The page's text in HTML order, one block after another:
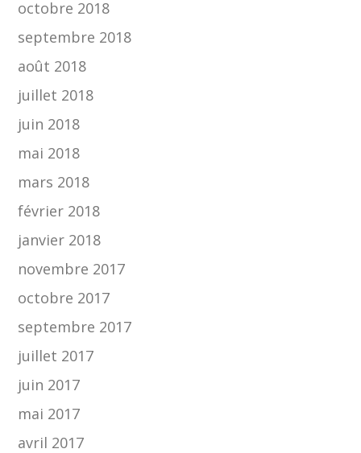
octobre 2018
septembre 2018
août 2018
juillet 2018
juin 2018
mai 2018
mars 2018
février 2018
janvier 2018
novembre 2017
octobre 2017
septembre 2017
juillet 2017
juin 2017
mai 2017
avril 2017